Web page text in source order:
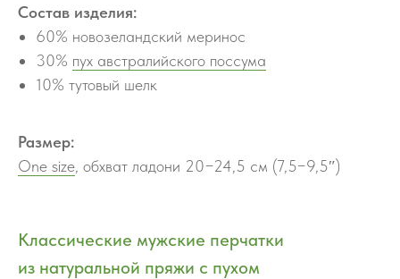
Состав изделия:
60% новозеландский меринос
30% пух австралийского поссума
10% тутовый шелк
Размер:
One size , обхват ладони 20−24,5 см (7,5−9,5″)
Классические мужские перчатки
из натуральной пряжи с пухом